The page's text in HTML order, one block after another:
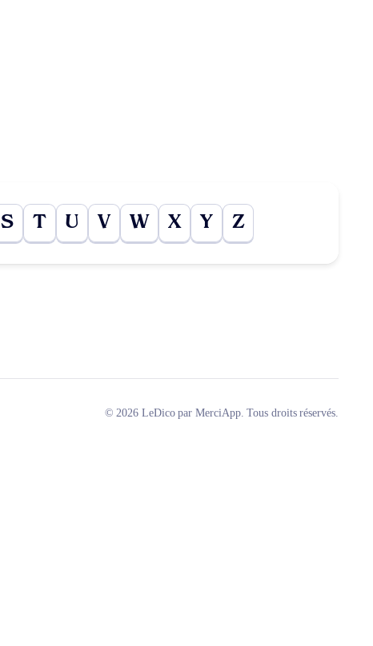
S T U V W X Y Z
© 2026 LeDico par MerciApp. Tous droits réservés.